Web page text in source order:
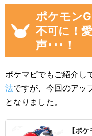
ポケモン
不可に！
声･･･！
ポケマピでもご紹介し
法ですが、今回のアッ
となりました。
【ポ